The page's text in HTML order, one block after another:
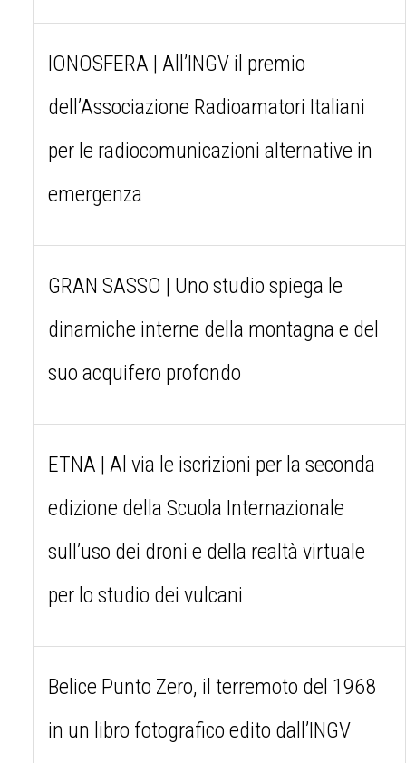
IONOSFERA | All’INGV il premio
dell’Associazione Radioamatori Italiani
per le radiocomunicazioni alternative in
emergenza
GRAN SASSO | Uno studio spiega le
dinamiche interne della montagna e del
suo acquifero profondo
ETNA | Al via le iscrizioni per la seconda
edizione della Scuola Internazionale
sull’uso dei droni e della realtà virtuale
per lo studio dei vulcani
Belice Punto Zero, il terremoto del 1968
in un libro fotografico edito dall’INGV